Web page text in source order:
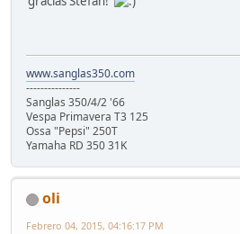
www.sanglas350.com
---------------
Sanglas 350/4/2 '66
Vespa Primavera T3 125
Ossa "Pepsi" 250T
Yamaha RD 350 31K
oli
Febrero 04, 2015, 04:16:17 PM